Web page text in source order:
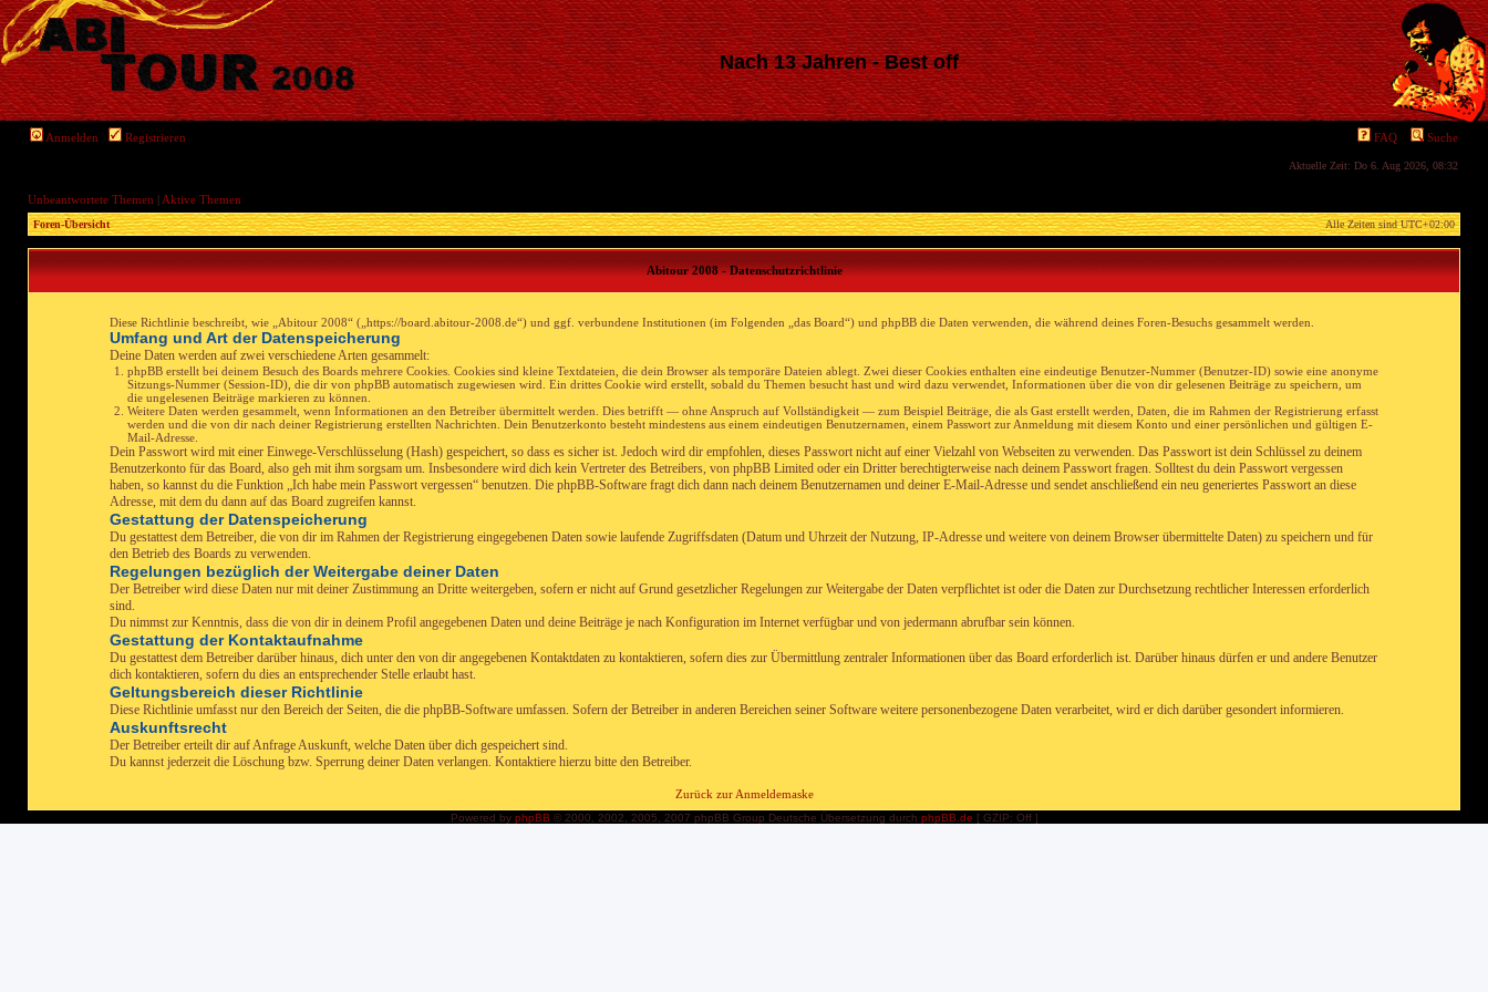
Nach 13 Jahren - Best off
Anmelden Registrieren FAQ Suche
Aktuelle Zeit: Do 6. Aug 2026, 08:32
Unbeantwortete Themen | Aktive Themen
Foren-Übersicht Alle Zeiten sindUTC+02:00
Abitour 2008 - Datenschutzrichtlinie
Diese Richtlinie beschreibt, wie „Abitour 2008“ („https://board.abitour-2008.de“) und ggf. verbundene Institutionen (im Folgenden „das Board“) und phpBB die Daten verwenden, die während deines Foren-Besuchs gesammelt werden.
Umfang und Art der Datenspeicherung
Deine Daten werden auf zwei verschiedene Arten gesammelt:
phpBB erstellt bei deinem Besuch des Boards mehrere Cookies. Cookies sind kleine Textdateien, die dein Browser als temporäre Dateien ablegt. Zwei dieser Cookies enthalten eine eindeutige Benutzer-Nummer (Benutzer-ID) sowie eine anonyme
Sitzungs-Nummer (Session-ID), die dir von phpBB automatisch zugewiesen wird. Ein drittes Cookie wird erstellt, sobald du Themen besucht hast und wird dazu verwendet, Informationen über die von dir gelesenen Beiträge zu speichern, um
die ungelesenen Beiträge markieren zu können.
Weitere Daten werden gesammelt, wenn Informationen an den Betreiber übermittelt werden. Dies betrifft — ohne Anspruch auf Vollständigkeit — zum Beispiel Beiträge, die als Gast erstellt werden, Daten, die im Rahmen der Registrierung erfasst
werden und die von dir nach deiner Registrierung erstellten Nachrichten. Dein Benutzerkonto besteht mindestens aus einem eindeutigen Benutzernamen, einem Passwort zur Anmeldung mit diesem Konto und einer persönlichen und gültigen E-
Mail-Adresse.
Dein Passwort wird mit einer Einwege-Verschlüsselung (Hash) gespeichert, so dass es sicher ist. Jedoch wird dir empfohlen, dieses Passwort nicht auf einer Vielzahl von Webseiten zu verwenden. Das Passwort ist dein Schlüssel zu deinem
Benutzerkonto für das Board, also geh mit ihm sorgsam um. Insbesondere wird dich kein Vertreter des Betreibers, von phpBB Limited oder ein Dritter berechtigterweise nach deinem Passwort fragen. Solltest du dein Passwort vergessen
haben, so kannst du die Funktion „Ich habe mein Passwort vergessen“ benutzen. Die phpBB-Software fragt dich dann nach deinem Benutzernamen und deiner E-Mail-Adresse und sendet anschließend ein neu generiertes Passwort an diese
Adresse, mit dem du dann auf das Board zugreifen kannst.
Gestattung der Datenspeicherung
Du gestattest dem Betreiber, die von dir im Rahmen der Registrierung eingegebenen Daten sowie laufende Zugriffsdaten (Datum und Uhrzeit der Nutzung, IP-Adresse und weitere von deinem Browser übermittelte Daten) zu speichern und für
den Betrieb des Boards zu verwenden.
Regelungen bezüglich der Weitergabe deiner Daten
Der Betreiber wird diese Daten nur mit deiner Zustimmung an Dritte weitergeben, sofern er nicht auf Grund gesetzlicher Regelungen zur Weitergabe der Daten verpflichtet ist oder die Daten zur Durchsetzung rechtlicher Interessen erforderlich
sind.
Du nimmst zur Kenntnis, dass die von dir in deinem Profil angegebenen Daten und deine Beiträge je nach Konfiguration im Internet verfügbar und von jedermann abrufbar sein können.
Gestattung der Kontaktaufnahme
Du gestattest dem Betreiber darüber hinaus, dich unter den von dir angegebenen Kontaktdaten zu kontaktieren, sofern dies zur Übermittlung zentraler Informationen über das Board erforderlich ist. Darüber hinaus dürfen er und andere Benutzer
dich kontaktieren, sofern du dies an entsprechender Stelle erlaubt hast.
Geltungsbereich dieser Richtlinie
Diese Richtlinie umfasst nur den Bereich der Seiten, die die phpBB-Software umfassen. Sofern der Betreiber in anderen Bereichen seiner Software weitere personenbezogene Daten verarbeitet, wird er dich darüber gesondert informieren.
Auskunftsrecht
Der Betreiber erteilt dir auf Anfrage Auskunft, welche Daten über dich gespeichert sind.
Du kannst jederzeit die Löschung bzw. Sperrung deiner Daten verlangen. Kontaktiere hierzu bitte den Betreiber.
Zurück zur Anmeldemaske
Powered by phpBB © 2000, 2002, 2005, 2007 phpBB Group Deutsche Übersetzung durch phpBB.de [ GZIP: Off ]